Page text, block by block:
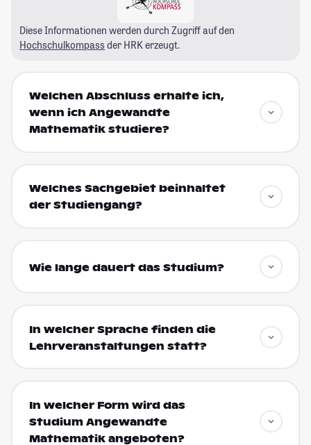
Diese Informationen werden durch Zugriff auf den
Hochschulkompass der HRK erzeugt.
Welchen Abschluss erhalte ich,
wenn ich Angewandte
Mathematik studiere?
Welches Sachgebiet beinhaltet
der Studiengang?
Wie lange dauert das Studium?
In welcher Sprache finden die
Lehrveranstaltungen statt?
In welcher Form wird das
Studium Angewandte
Mathematik angeboten?